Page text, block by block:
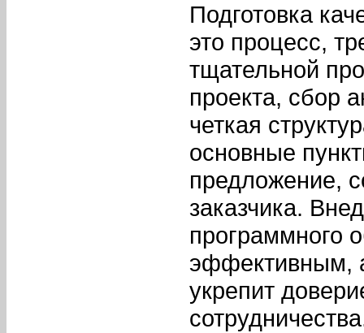
Подготовка
это процесс,
тщательной
проекта, сбор
четкая
основные
предложение,
заказчика.
программного
эффективным,
укрепит